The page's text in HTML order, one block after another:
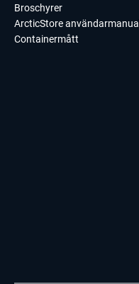
Broschyrer
ArcticStore användarmanual
Containermått